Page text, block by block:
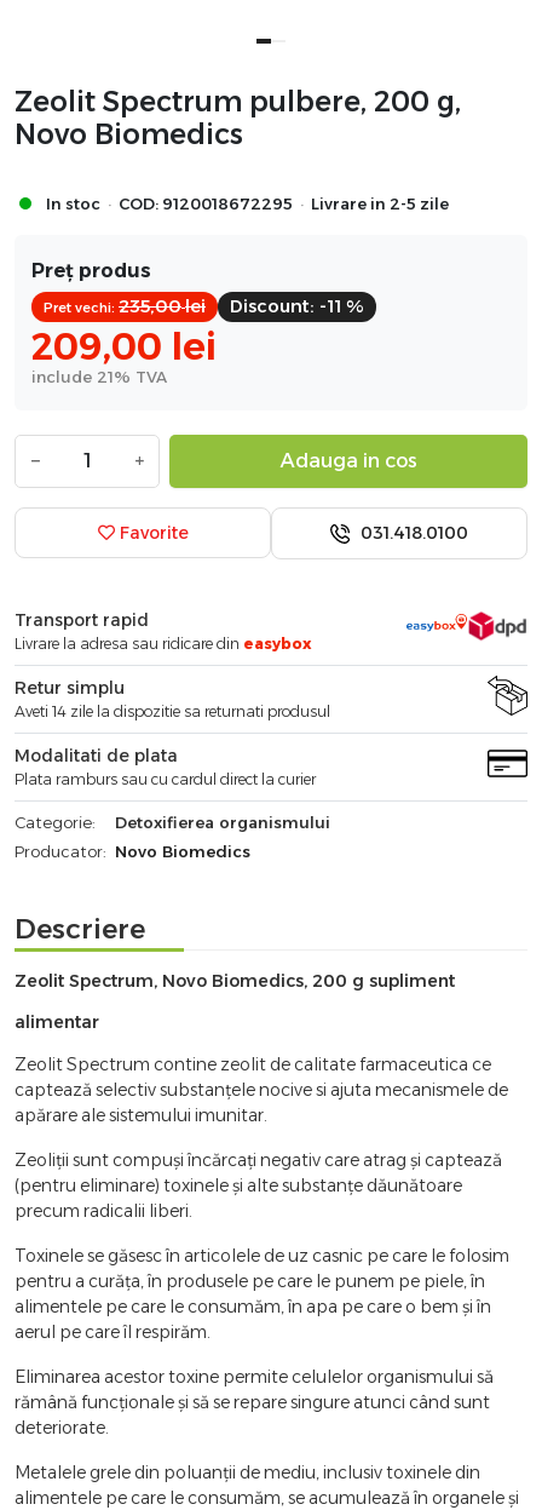
Zeolit Spectrum pulbere, 200 g,
Novo Biomedics
In stoc · COD: 9120018672295 · Livrare in 2-5 zile
Preț produs
209,00 lei
Pret vechi: 235,00lei Discount: -11 %
include 21% TVA
− + Adauga in cos
Favorite 031.418.0100
Transport rapid
Livrare la adresa sau ridicare din easybox
Retur simplu
Aveti 14 zile la dispozitie sa returnati produsul
Modalitati de plata
Plata ramburs sau cu cardul direct la curier
Categorie:
Detoxifierea organismului
Producator: Novo Biomedics
Descriere
Zeolit Spectrum, Novo Biomedics, 200 g supliment
alimentar
Zeolit Spectrum contine zeolit de calitate farmaceutica ce
captează selectiv substanțele nocive si ajuta mecanismele de
apărare ale sistemului imunitar.
Zeoliții sunt compuși încărcați negativ care atrag și captează
(pentru eliminare) toxinele și alte substanțe dăunătoare
precum radicalii liberi.
Toxinele se găsesc în articolele de uz casnic pe care le folosim
pentru a curăța, în produsele pe care le punem pe piele, în
alimentele pe care le consumăm, în apa pe care o bem și în
aerul pe care îl respirăm.
Eliminarea acestor toxine permite celulelor organismului să
rămână funcționale și să se repare singure atunci când sunt
deteriorate.
Metalele grele din poluanții de mediu, inclusiv toxinele din
alimentele pe care le consumăm, se acumulează în organele și